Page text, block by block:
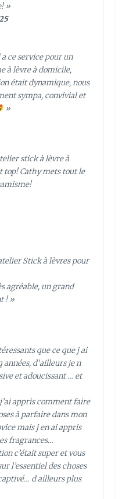
»
ce service pour un
à lèvre à domicile,
était dynamique, nous
sympa, convivial et
»
stick à lèvre à
top! Cathy mets tout le
Stick à lèvres pour
agréable, un grand
! »
que ce que j ai
années, d’ailleurs je n
et adoucissant … et
appris comment faire
à parfaire dans mon
mais j en ai appris
fragrances…
c’était super et vous
l’essentiel des choses
d ailleurs plus